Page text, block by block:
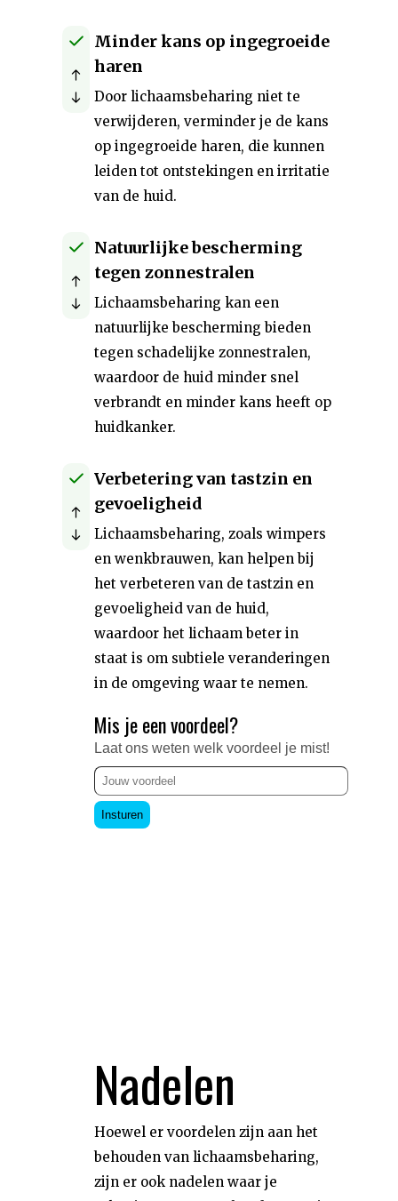
Minder kans op ingegroeide
haren
Door lichaamsbeharing niet te
verwijderen, verminder je de kans
op ingegroeide haren, die kunnen
leiden tot ontstekingen en irritatie
van de huid.
Natuurlijke bescherming
tegen zonnestralen
Lichaamsbeharing kan een
natuurlijke bescherming bieden
tegen schadelijke zonnestralen,
waardoor de huid minder snel
verbrandt en minder kans heeft op
huidkanker.
Verbetering van tastzin en
gevoeligheid
Lichaamsbeharing, zoals wimpers
en wenkbrauwen, kan helpen bij
het verbeteren van de tastzin en
gevoeligheid van de huid,
waardoor het lichaam beter in
staat is om subtiele veranderingen
in de omgeving waar te nemen.
Mis je een voordeel?
Laat ons weten welk voordeel je mist!
Insturen
Nadelen
Hoewel er voordelen zijn aan het
behouden van lichaamsbeharing,
zijn er ook nadelen waar je